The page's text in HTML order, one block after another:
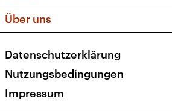
Apps
Newsletter
Social Media
Über uns
Presse
Karriere
Transparenz
Datenschutzerklärung
Nutzungsbedingungen
Impressum